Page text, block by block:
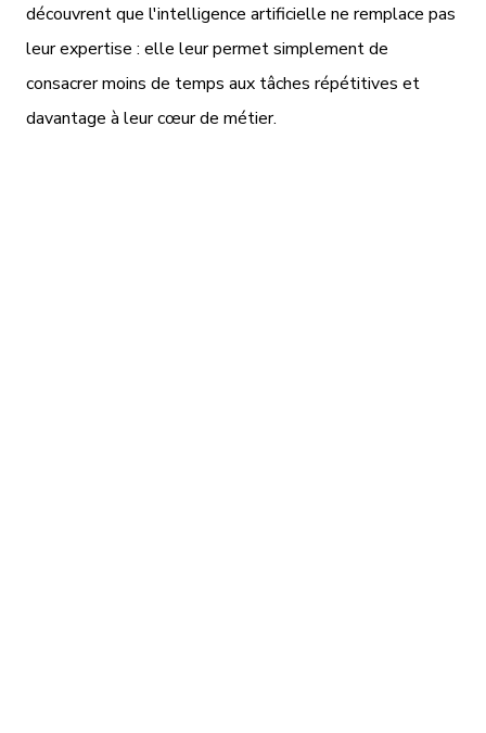
découvrent que l'intelligence artificielle ne remplace pas
leur expertise : elle leur permet simplement de
consacrer moins de temps aux tâches répétitives et
davantage à leur cœur de métier.